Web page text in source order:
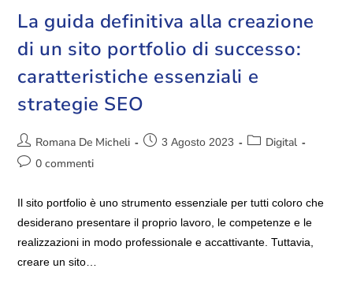
La guida definitiva alla creazione
di un sito portfolio di successo:
caratteristiche essenziali e
strategie SEO
Romana De Micheli 3 Agosto 2023
Digital
0 commenti
Il sito portfolio è uno strumento essenziale per tutti coloro che
desiderano presentare il proprio lavoro, le competenze e le
realizzazioni in modo professionale e accattivante. Tuttavia,
creare un sito…